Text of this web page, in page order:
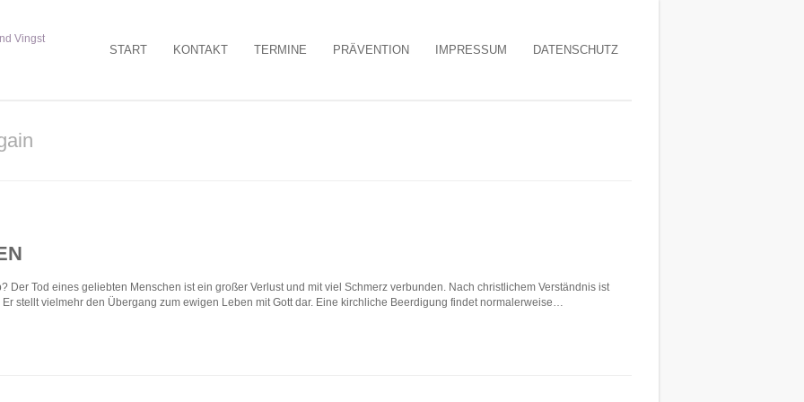
START KONTAKT TERMINE PRÄVENTION IMPRESSUM DATENSCHUTZ
Der Tod eines geliebten Menschen ist ein großer Verlust und mit viel Schmerz verbunden. Nach christlichem Verständnis ist
stellt vielmehr den Übergang zum ewigen Leben mit Gott dar. Eine kirchliche Beerdigung findet normalerweise…